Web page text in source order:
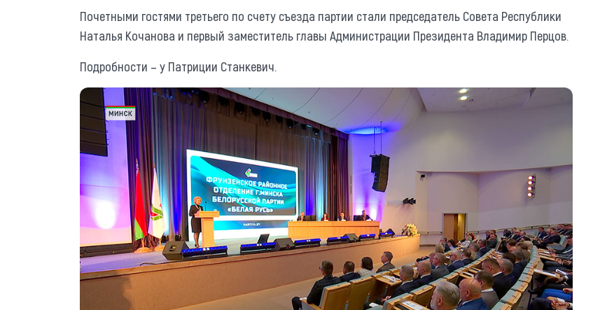
Почетными гостями третьего по счету съезда партии стали председатель Совета Республики
Наталья Кочанова и первый заместитель главы Администрации Президента Владимир Перцов.
Подробности – у Патриции Станкевич.